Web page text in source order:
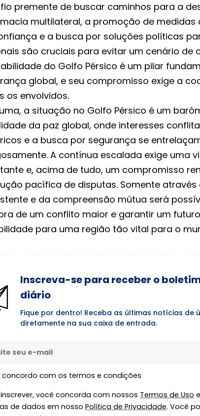
premente de buscar caminhos para a
multilateral, a promoção de medidas
e a busca por soluções políticas
são cruciais para evitar um cenário de
do Golfo Pérsico é um pilar
global, e seu compromisso exige a
os envolvidos.
a situação no Golfo Pérsico é um
da paz global, onde interesses
e a busca por segurança se
A contínua escalada exige uma
e, acima de tudo, um compromisso
pacífica de disputas. Somente através
e da compreensão mútua será
de um conflito maior e garantir um
para uma região tão vital para o
Inscreva-se para receber o
diário
Fique por dentro! Receba as últimas notícias de
diretamente na sua caixa de entrada.
concordo com os termos e condições
você concorda com nossos Termos de Uso
de dados em nosso Política de Privacidade. Você